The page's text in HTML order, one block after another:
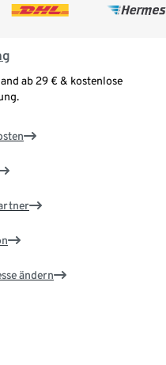
ab 29 € & kostenlose
ändern